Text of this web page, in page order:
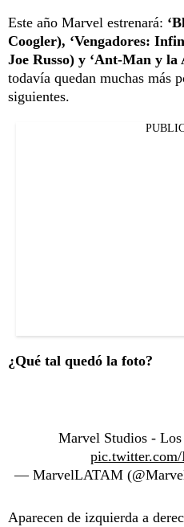
Este año Marvel estrenará:
Coogler), ‘Vengadores:
Joe Russo) y ‘Ant-Man y la
todavía quedan muchas más
siguientes.
¿Qué tal quedó la foto?
Marvel Studios -
— MarvelLATAM
Aparecen de izquierda a